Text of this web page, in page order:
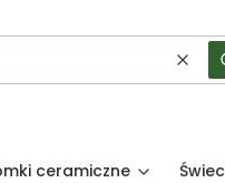
ceramiczne